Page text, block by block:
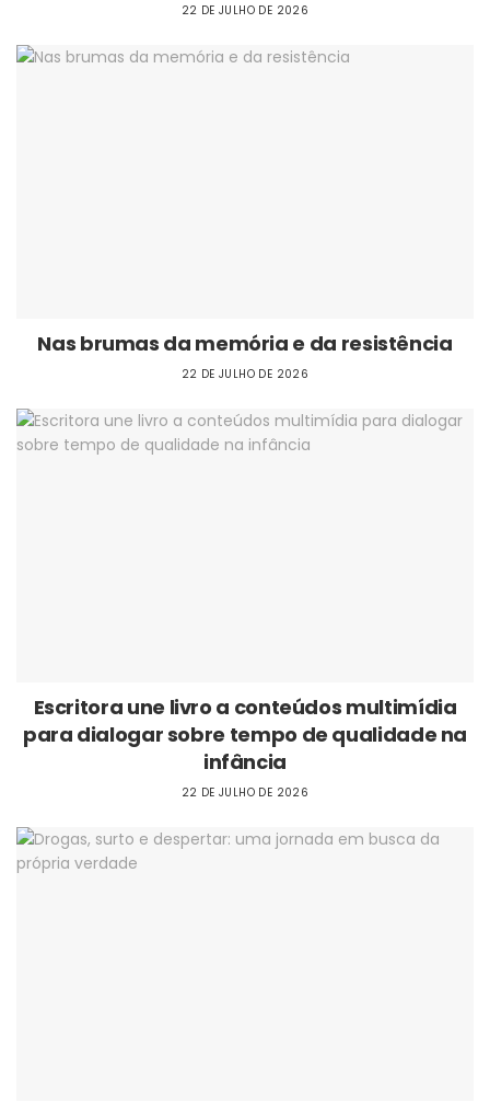
22 DE JULHO DE 2026
Nas brumas da memória e da resistência
22 DE JULHO DE 2026
Escritora une livro a conteúdos multimídia
para dialogar sobre tempo de qualidade na
infância
22 DE JULHO DE 2026